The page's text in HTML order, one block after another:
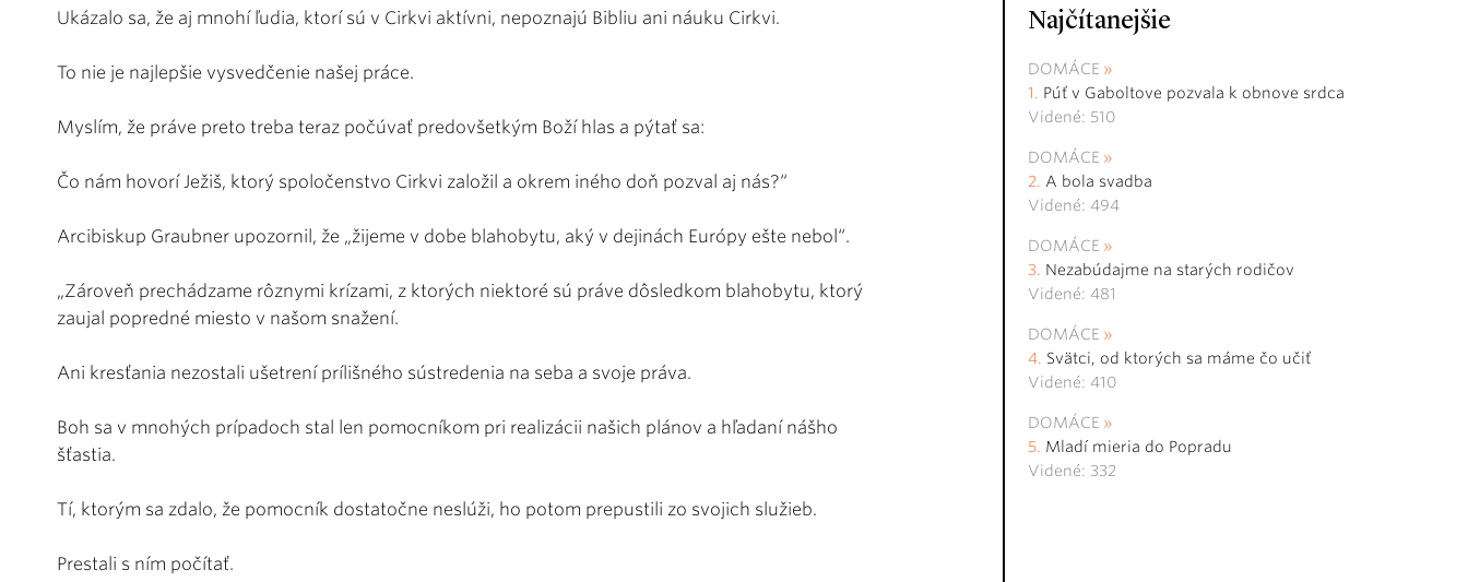
Ukázalo sa, že aj mnohí ľudia, ktorí sú v Cirkvi aktívni, nepoznajú Bibliu ani náuku Cirkvi.
To nie je najlepšie vysvedčenie našej práce.
Myslím, že práve preto treba teraz počúvať predovšetkým Boží hlas a pýtať sa:
Čo nám hovorí Ježiš, ktorý spoločenstvo Cirkvi založil a okrem iného doň pozval aj nás?“
Arcibiskup Graubner upozornil, že „žijeme v dobe blahobytu, aký v dejinách Európy ešte nebol“.
„Zároveň prechádzame rôznymi krízami, z ktorých niektoré sú práve dôsledkom blahobytu, ktorý
zaujal popredné miesto v našom snažení.
Ani kresťania nezostali ušetrení prílišného sústredenia na seba a svoje práva.
Boh sa v mnohých prípadoch stal len pomocníkom pri realizácii našich plánov a hľadaní nášho
šťastia.
Tí, ktorým sa zdalo, že pomocník dostatočne neslúži, ho potom prepustili zo svojich služieb.
Prestali s ním počítať.
Najčítanejšie
DOMÁCE
Púť v Gaboltove pozvala k obnove srdca
Videné: 510
DOMÁCE
A bola svadba
Videné: 494
DOMÁCE
Nezabúdajme na starých rodičov
Videné: 481
DOMÁCE
Svätci, od ktorých sa máme čo učiť
Videné: 410
DOMÁCE
Mladí mieria do Popradu
Videné: 332